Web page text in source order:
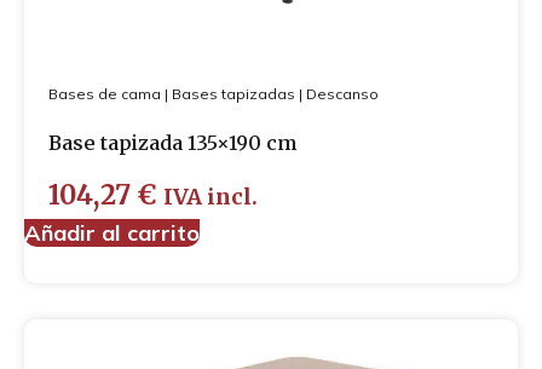
Bases de cama | Bases tapizadas | Descanso
Base tapizada 135×190 cm
104,27 € IVA incl.
Añadir al carrito